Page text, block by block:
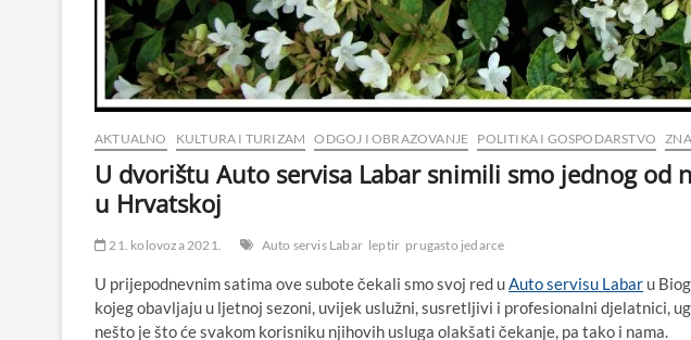
AKTUALNO KULTURA I TURIZAM ODGOJ I OBRAZOVANJE POLITIKA I GOSPODARSTVO
U dvorištu Auto servisa Labar snimili smo jednog od
u Hrvatskoj
21. kolovoza 2021. Auto servis Labar leptir prugasto jedarce
U prijepodnevnim satima ove subote čekali smo svoj red uAuto servisu Labar u
kojeg obavljaju u ljetnoj sezoni, uvijek uslužni, susretljivi i profesionalni djelatnici,
nešto je što će svakom korisniku njihovih usluga olakšati čekanje, pa tako i nama.